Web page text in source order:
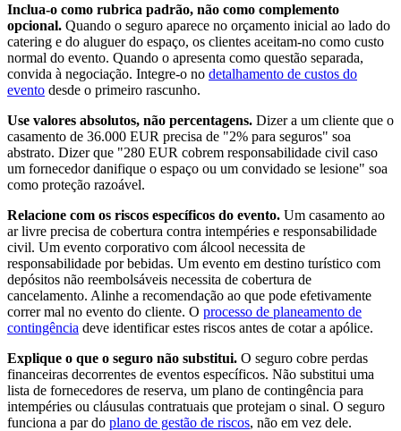
Inclua-o como rubrica padrão, não como complemento
opcional. Quando o seguro aparece no orçamento inicial ao lado do
catering e do aluguer do espaço, os clientes aceitam-no como custo
normal do evento. Quando o apresenta como questão separada,
convida à negociação. Integre-o no detalhamento de custos do
evento desde o primeiro rascunho.
Use valores absolutos, não percentagens. Dizer a um cliente que o
casamento de 36.000 EUR precisa de "2% para seguros" soa
abstrato. Dizer que "280 EUR cobrem responsabilidade civil caso
um fornecedor danifique o espaço ou um convidado se lesione" soa
como proteção razoável.
Relacione com os riscos específicos do evento. Um casamento ao
ar livre precisa de cobertura contra intempéries e responsabilidade
civil. Um evento corporativo com álcool necessita de
responsabilidade por bebidas. Um evento em destino turístico com
depósitos não reembolsáveis necessita de cobertura de
cancelamento. Alinhe a recomendação ao que pode efetivamente
correr mal no evento do cliente. O processo de planeamento de
contingência deve identificar estes riscos antes de cotar a apólice.
Explique o que o seguro não substitui. O seguro cobre perdas
financeiras decorrentes de eventos específicos. Não substitui uma
lista de fornecedores de reserva, um plano de contingência para
intempéries ou cláusulas contratuais que protejam o sinal. O seguro
funciona a par do plano de gestão de riscos, não em vez dele.